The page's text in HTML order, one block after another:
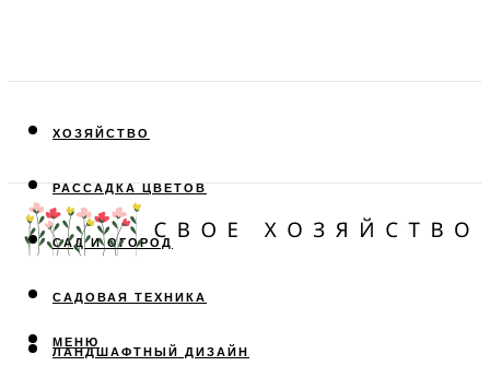
ХОЗЯЙСТВО
РАССАДКА ЦВЕТОВ
САД И ОГОРОД
САДОВАЯ ТЕХНИКА
ЛАНДШАФТНЫЙ ДИЗАЙН
МЕНЮ